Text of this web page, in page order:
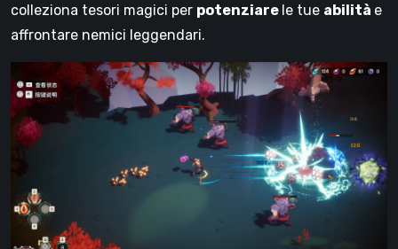
colleziona tesori magici per potenziare le tue abilità e
affrontare nemici leggendari.